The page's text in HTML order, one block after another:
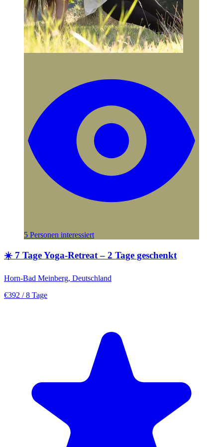
5 Personen interessiert
☀️ 7 Tage Yoga-Retreat – 2 Tage geschenkt
Horn-Bad Meinberg, Deutschland
€392 / 8 Tage